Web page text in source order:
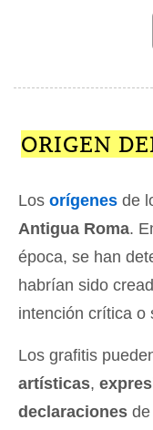
ORIGEN
Los orígenes de
Antigua Roma.
época, se han
habrían sido
intención crítica o
Los grafitis
artísticas,
declaraciones